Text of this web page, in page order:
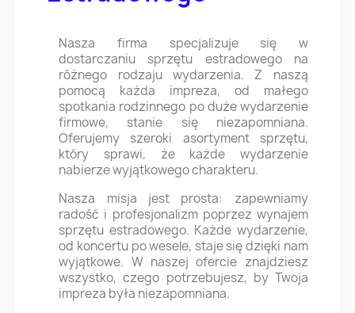
Nasza firma specjalizuje się w
dostarczaniu sprzętu estradowego na
różnego rodzaju wydarzenia. Z naszą
pomocą każda impreza, od małego
spotkania rodzinnego po duże wydarzenie
firmowe, stanie się niezapomniana.
Oferujemy szeroki asortyment sprzętu,
który sprawi, że każde wydarzenie
nabierze wyjątkowego charakteru.
Nasza misja jest prosta: zapewniamy
radość i profesjonalizm poprzez wynajem
sprzętu estradowego. Każde wydarzenie,
od koncertu po wesele, staje się dzięki nam
wyjątkowe. W naszej ofercie znajdziesz
wszystko, czego potrzebujesz, by Twoja
impreza była niezapomniana.